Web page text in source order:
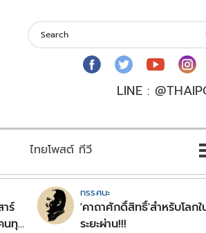
LINE :
ไทยโพสต์ ทีวี
ร์
นทุก
ทรรศนะ
'คาถาศักดิ์สิทธิ์'สำหรับโลก
ระยะผ่าน!!!